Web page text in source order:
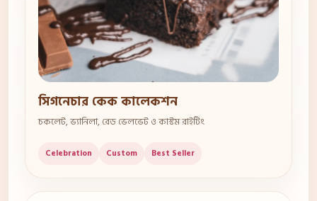
সিগনেচার কেক কালেকশন
চকলেট, ভ্যানিলা, রেড ভেলভেট ও কাস্টম রাইটিং
Celebration Custom Best Seller